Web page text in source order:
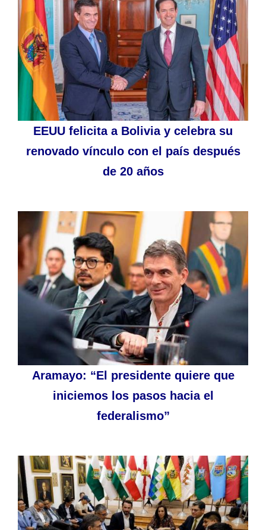
EEUU felicita a Bolivia y celebra su
renovado vínculo con el país después
de 20 años
Aramayo: “El presidente quiere que
iniciemos los pasos hacia el
federalismo”